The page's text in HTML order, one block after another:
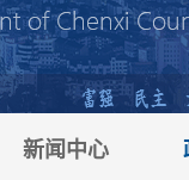
新闻中心